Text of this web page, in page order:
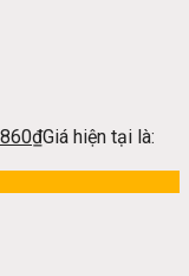
₫Giá hiện tại là: